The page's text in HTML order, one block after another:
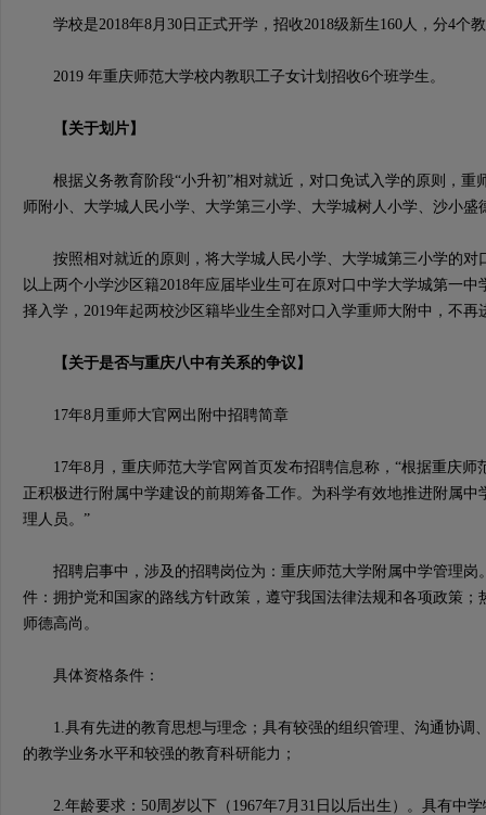
学校是2018年8月30日正式开学，招收2018级新生160人，分4个
2019 年重庆师范大学校内教职工子女计划招收6个班学生。
【关于划片】
根据义务教育阶段“小升初”相对就近，对口免试入学的原则，重
师附小、大学城人民小学、大学第三小学、大学城树人小学、沙小盛
按照相对就近的原则，将大学城人民小学、大学城第三小学的对
以上两个小学沙区籍2018年应届毕业生可在原对口中学大学城第一
择入学，2019年起两校沙区籍毕业生全部对口入学重师大附中，不
【关于是否与重庆八中有关系的争议】
17年8月重师大官网出附中招聘简章
17年8月，重庆师范大学官网首页发布招聘信息称，“根据重庆师
正积极进行附属中学建设的前期筹备工作。为科学有效地推进附属中
理人员。”
招聘启事中，涉及的招聘岗位为：重庆师范大学附属中学管理岗
件：拥护党和国家的路线方针政策，遵守我国法律法规和各项政策；
师德高尚。
具体资格条件：
1.具有先进的教育思想与理念；具有较强的组织管理、沟通协调
的教学业务水平和较强的教育科研能力；
2.年龄要求：50周岁以下（1967年7月31日以后出生）。具有中学